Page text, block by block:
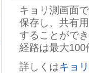
キョリ測画面
保存し、共有
することがで
経路は最大100
詳しくはキョ